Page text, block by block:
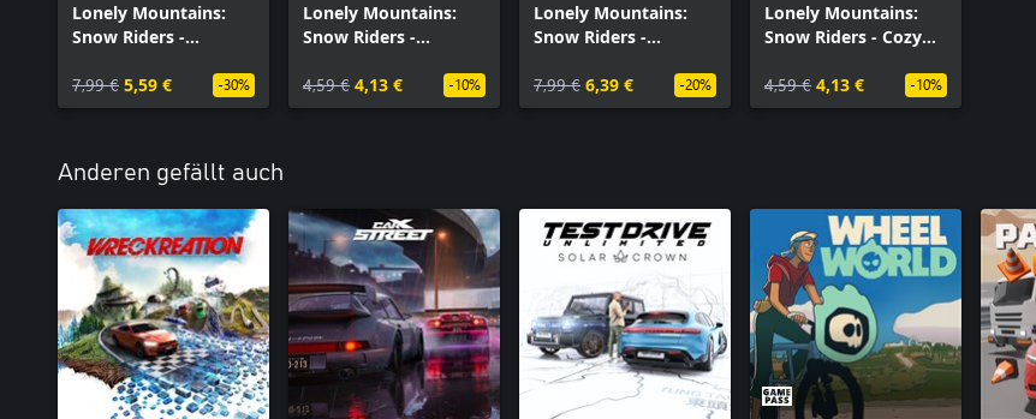
Lonely Mountains:
Snow Riders -
7,99 € 5,59 € -30%
Lonely Mountains:
Snow Riders -
4,59 € 4,13 € -10%
Lonely Mountains:
Snow Riders -
7,99 € 6,39 € -20%
Lonely Mountains:
Snow Riders - Cozy
4,59 € 4,13 € -10%
Anderen gefällt auch